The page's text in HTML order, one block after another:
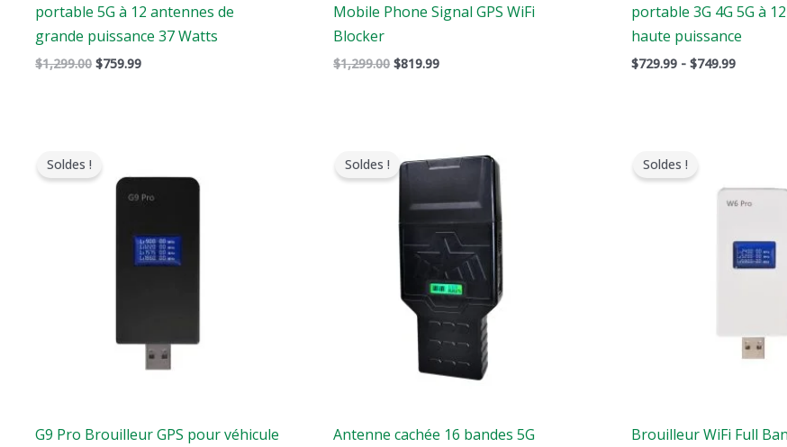
portable 5G à 12 antennes de
grande puissance 37 Watts
$1,299.00 $759.99
Mobile Phone Signal GPS WiFi
Blocker
$1,299.00 $819.99
portable 3G 4G 5G à
haute puissance
$729.99 - $749.99
Soldes !
G9 Pro Brouilleur GPS pour véhicule
original
Soldes !
Antenne cachée 16 bandes 5G
de
prix
$759.99
$789.88
Soldes !
Brouilleur WiFi Full
original
est